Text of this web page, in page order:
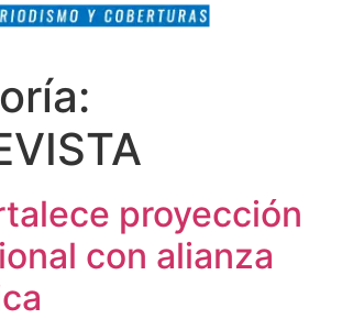
proyección
con alianza